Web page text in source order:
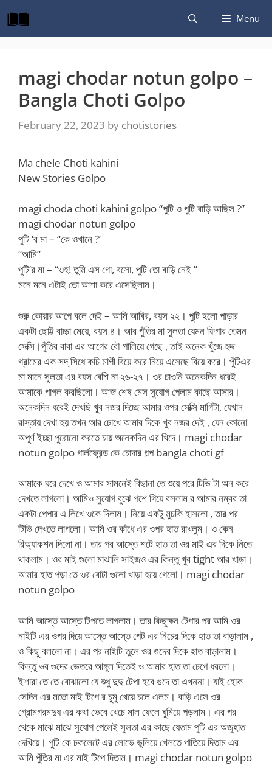
to
content
Menu
magi chodar notun golpo –
Bangla Choti Golpo
February 22, 2023 by chotistories
Ma chele Choti kahini
New Stories Golpo
magi choda choti kahini golpo “পুটি ও পুটি বাড়ি আছিস ?”
magi chodar notun golpo
পুটি ‘র মা – “কে ওখানে ?’
“আমি”
পুটি’র মা – “ওহ! তুমি এস গো, বসো, পুটি তো বাড়ি নেই ”
মনে মনে এটাই তো আশা করে এসেছিলাম।
শুরু কোয়ার আগে বলে দেই – আমি আবির, বয়স ২২। পুটি হলো পাড়ার
একটা ছোট্ট বাচ্চা মেয়ে, বয়স ৪। আর পুঁতির মা সুলতা যেমন ফিগার তেমন
সেক্সি।পুঁতির বাবা এর আগের বৌ পালিয়ে গেছে , তাই অনেক খুঁজে হদ্দ
গ্রামের এক সদ্ সিধে কচি মাগী বিয়ে করে নিয়ে এসেছে বিয়ে করে। পুঁটিএর
মা মানে সুলতা এর বয়স বেশি না ২৬-২৭। ওর চাওনি অনেকদিন ধরেই
আমাকে পাগল করছিলো। আজ শেষ মেস সুযোগ পেলাম কাছে আসার।
অনেকদিন ধরেই দেখছি খুব নজর দিচ্ছে আমার ওপর সেক্সি মাগিটা, যেখান
রাস্তায় দেখা হয় তখন আর চোখে আমার দিকে খুব নজর দেই , যেন কোনো
অপূর্ণ ইচ্ছা পুরোনো করতে চায় অনেকদিন এর খিদে। magi chodar
notun golpo গার্লফ্রেন্ড কে চোদার গল্প bangla choti gf
আমাকে ঘরে দেখে ও আমার সামনেই বিছানা তে শুয়ে পরে টিভি টা অন করে
দেখতে লাগলো। আমিও সুযোগ বুঝে পশে গিয়ে বসলাম র আমার নম্বর তা
একটা পেপার এ লিখে ওকে দিলাম। নিয়ে একটু মুচকি হাসলো , তার পর
টিভি দেখতে লাগলো। আমি ওর কাঁধে এর ওপর হাত রাখলুম। ও কেন
রিঅ্যাকশন দিলো না। তার পর আস্তে শটে হাত তা ওর মাই এর দিকে নিতে
থাকলাম। ওর মাই গুলো মাঝালি সাইজও এর কিন্তু খুব tight আর খাড়া।
আমার হাত পড়া তে ওর বোটা গুলো খাড়া হয়ে গেলো। magi chodar
notun golpo
আমি আস্তে আস্তে টিপতে লাগলাম। তার কিছুক্ষন টেপার পর আমি ওর
নাইটি এর ওপর দিয়ে আস্তে আস্তে পেট এর নিচের দিকে হাত তা বাড়ালাম ,
ও কিছু বললো না। এর পর নাইটি তুলে ওর গুদের দিকে হাত বাড়ালাম।
কিন্তু ওর গুদের ভেতরে আঙ্গুল দিতেই ও আমার হাত তা চেপে ধরলো।
ইশারা তে তে বোঝালো যে শুধু দুদু টেপা হবে গুদে তা এখননা। যাই হোক
সেদিন এর মতো মাই টিপে র চুমু খেয়ে চলে এলম। বাড়ি এসে ওর
গ্রোমগরমদুধ এর কথা ভেবে খেচে মাল ফেলে ঘুমিয়ে পড়লাম। এর পর
থেকে মাঝে মাঝে সুযোগ পেলেই সুলতা এর কাছে যেতাম পুটি এর অজুহাত
দেখিয়ে। পুটি কে চকলেটে এর লোভে ভুলিয়ে খেলতে পাতিয়ে দিতাম এর
আমি পুঁতির মা এর মাই টিপে দিতাম। magi chodar notun golpo